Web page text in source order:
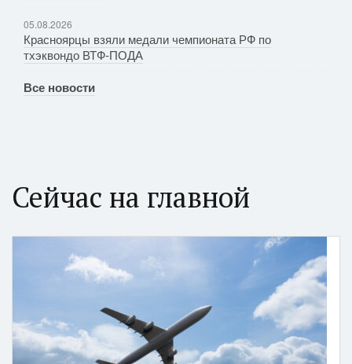
05.08.2026
Красноярцы взяли медали чемпионата РФ по
тхэквондо ВТФ-ПОДА
Все новости
Сейчас на главной